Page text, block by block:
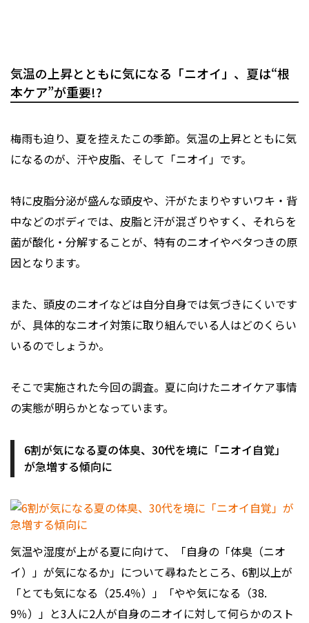
気温の上昇とともに気になる「ニオイ」、夏は“根
本ケア”が重要!?
梅雨も迫り、夏を控えたこの季節。気温の上昇とともに気
になるのが、汗や皮脂、そして「ニオイ」です。
特に皮脂分泌が盛んな頭皮や、汗がたまりやすいワキ・背
中などのボディでは、皮脂と汗が混ざりやすく、それらを
菌が酸化・分解することが、特有のニオイやベタつきの原
因となります。
また、頭皮のニオイなどは自分自身では気づきにくいです
が、具体的なニオイ対策に取り組んでいる人はどのくらい
いるのでしょうか。
そこで実施された今回の調査。夏に向けたニオイケア事情
の実態が明らかとなっています。
6割が気になる夏の体臭、30代を境に「ニオイ自覚」
が急増する傾向に
気温や湿度が上がる夏に向けて、「自身の「体臭（ニオ
イ）」が気になるか」について尋ねたところ、6割以上が
「とても気になる（25.4％）」「やや気になる（38.
9％）」と3人に2人が自身のニオイに対して何らかのスト